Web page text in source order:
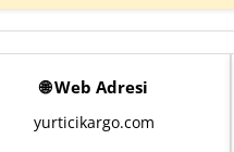
🌐 Web Adresi
yurticikargo.com